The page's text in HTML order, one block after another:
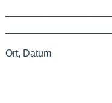
Ort, Datum